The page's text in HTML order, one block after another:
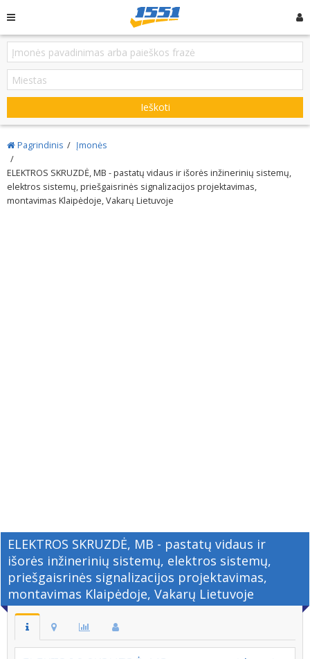
Ieškoti
Pagrindinis Įmonės
ELEKTROS SKRUZDĖ, MB - pastatų vidaus ir išorės inžinerinių sistemų,
elektros sistemų, priešgaisrinės signalizacijos projektavimas,
montavimas Klaipėdoje, Vakarų Lietuvoje
ELEKTROS SKRUZDĖ, MB - pastatų vidaus ir
išorės inžinerinių sistemų, elektros sistemų,
priešgaisrinės signalizacijos projektavimas,
montavimas Klaipėdoje, Vakarų Lietuvoje